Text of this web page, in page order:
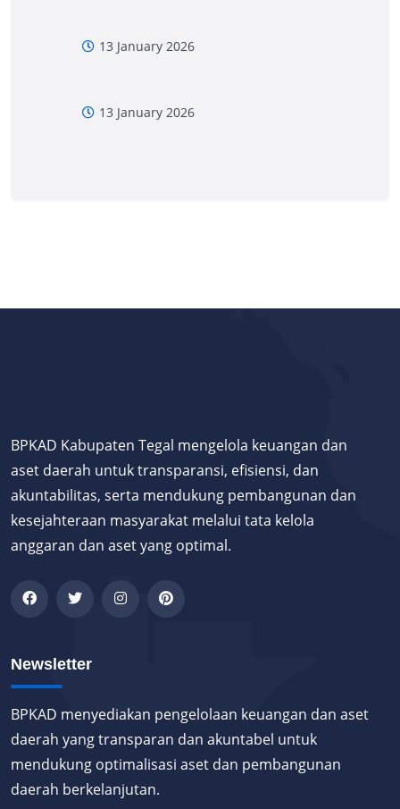
13 January 2026
13 January 2026
BPKAD Kabupaten Tegal mengelola keuangan dan
aset daerah untuk transparansi, efisiensi, dan
akuntabilitas, serta mendukung pembangunan dan
kesejahteraan masyarakat melalui tata kelola
anggaran dan aset yang optimal.
Newsletter
BPKAD menyediakan pengelolaan keuangan dan aset
daerah yang transparan dan akuntabel untuk
mendukung optimalisasi aset dan pembangunan
daerah berkelanjutan.